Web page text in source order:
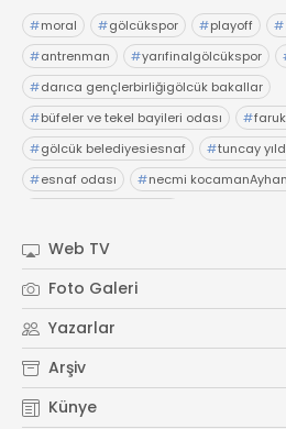
#moral #gölcükspor #playoff #
#antrenman #yarıfinalgölcükspor
#darıca gençlerbirliğigölcük bakallar
#büfeler ve tekel bayileri odası #
#gölcük belediyesiesnaf #tuncay
#esnaf odası #necmi
Web TV
Foto Galeri
Yazarlar
Arşiv
Künye